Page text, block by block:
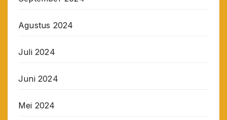
Agustus 2024
Juli 2024
Juni 2024
Mei 2024